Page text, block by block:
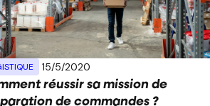
15/5/2020
réussir sa mission de
de commandes ?